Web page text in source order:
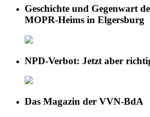
Geschichte und Gegenwart
MOPR-Heims in Elgersburg
NPD-Verbot: Jetzt aber
Das Magazin der VVN-BdA